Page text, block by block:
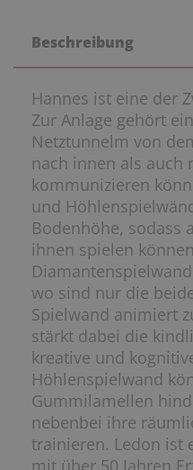
Beschreibung
Hannes ist eine der
Zur Anlage gehört
Netztunnelm von
nach innen als auch
kommunizieren
und
Bodenhöhe, sodass
ihnen spielen
wo sind nur die
Spielwand animiert
stärkt dabei die
kreative und
Höhlenspielwand
Gummilamellen
nebenbei ihre
trainieren. Ledon ist
mit über 50 Jahren